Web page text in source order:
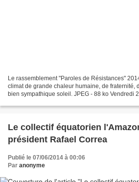
Le rassemblement "Paroles de Résistances"
climat de grande chaleur humaine, de fraternité,
bien sympathique soleil. JPEG - 88 ko Vendredi
Le collectif équatorien
président Rafael Correa
Publié le 07/06/2014 à 00:06
Par anonyme